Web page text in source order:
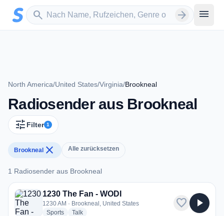
Zum Hauptinhalt springen
search
Sender suchen arrow_forward menu
North America/United States/Virginia/Brookneal
Radiosender aus Brookneal
tune Filter 1
Brookneal close Alle zurücksetzen
1 Radiosender aus Brookneal
1 Radiosender aus Brookneal
1230 The Fan - WODI
1230 AM · Brookneal, United States
Sportsradio stations
Talkradio stations
favorite play_arrow